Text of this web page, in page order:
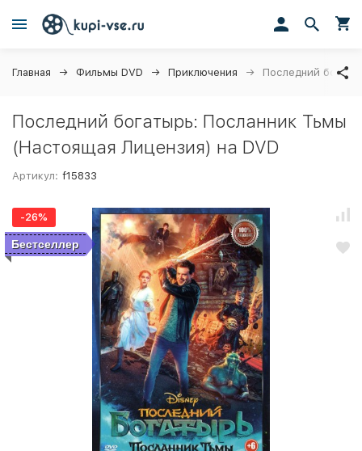
Главная Фильмы DVD Приключения Последний
Последний богатырь: Посланник Тьмы
(Настоящая Лицензия) на DVD
Артикул: f15833
-26%
Бестселлер